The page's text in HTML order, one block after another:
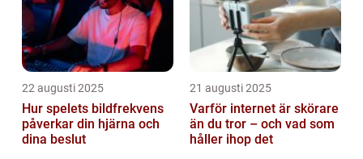
22 augusti 2025
Hur spelets bildfrekvens
påverkar din hjärna och
dina beslut
21 augusti 2025
Varför internet är skörare
än du tror – och vad som
håller ihop det